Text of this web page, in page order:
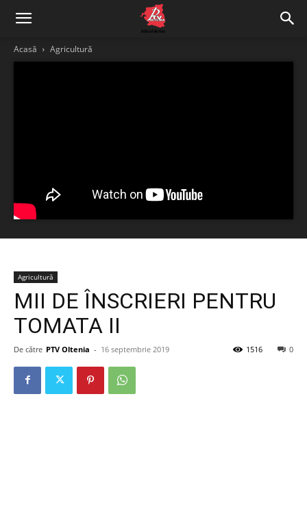
Acasă Agricultură
Agricultură
MII DE ÎNSCRIERI PENTRU
TOMATA II
De către PTV Oltenia - 16 septembrie 2019 0
1516